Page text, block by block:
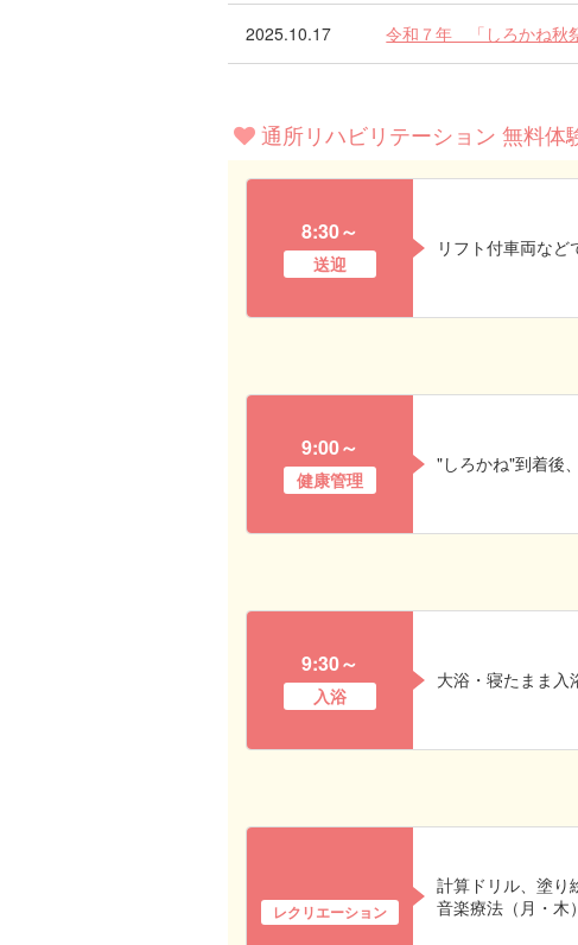
2025.10.17 令和７年 「しろかね秋
通所リハビリテーション 無料体
8:30～
送迎
リフト付車両など
9:00～
健康管理
"しろかね"到着後
9:30～
入浴
大浴・寝たまま入
レクリエーション
計算ドリル、塗り
音楽療法（月・木）